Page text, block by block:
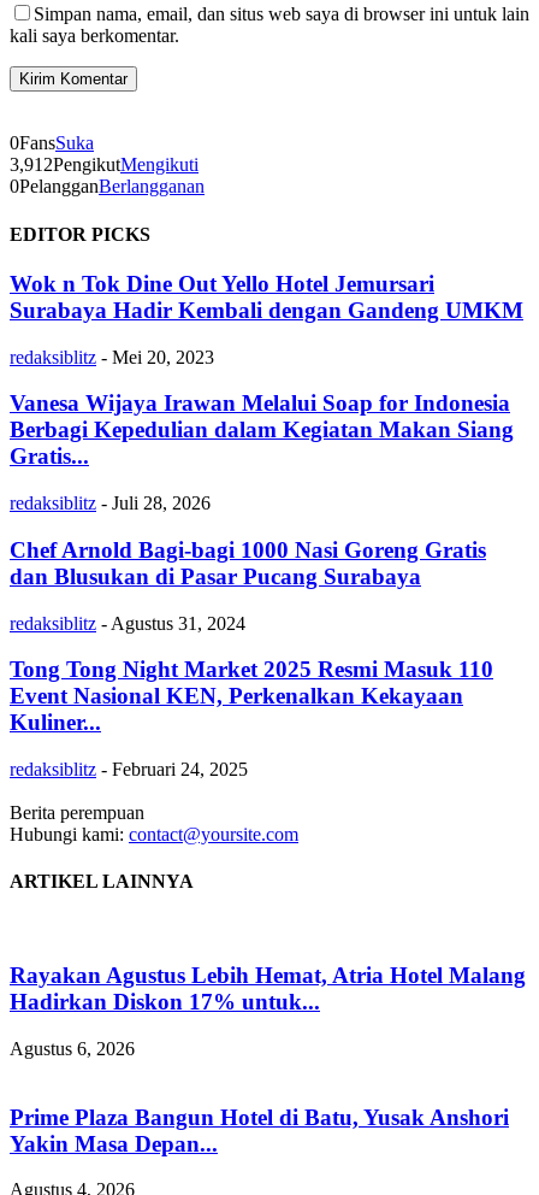
Simpan nama, email, dan situs web saya di browser ini untuk lain
kali saya berkomentar.
0FansSuka
3,912PengikutMengikuti
0PelangganBerlangganan
EDITOR PICKS
Wok n Tok Dine Out Yello Hotel Jemursari
Surabaya Hadir Kembali dengan Gandeng UMKM
redaksiblitz - Mei 20, 2023
Vanesa Wijaya Irawan Melalui Soap for Indonesia
Berbagi Kepedulian dalam Kegiatan Makan Siang
Gratis...
redaksiblitz - Juli 28, 2026
Chef Arnold Bagi-bagi 1000 Nasi Goreng Gratis
dan Blusukan di Pasar Pucang Surabaya
redaksiblitz - Agustus 31, 2024
Tong Tong Night Market 2025 Resmi Masuk 110
Event Nasional KEN, Perkenalkan Kekayaan
Kuliner...
redaksiblitz - Februari 24, 2025
Berita perempuan
Hubungi kami: contact@yoursite.com
ARTIKEL LAINNYA
Rayakan Agustus Lebih Hemat, Atria Hotel Malang
Hadirkan Diskon 17% untuk...
Agustus 6, 2026
Prime Plaza Bangun Hotel di Batu, Yusak Anshori
Yakin Masa Depan...
Agustus 4, 2026